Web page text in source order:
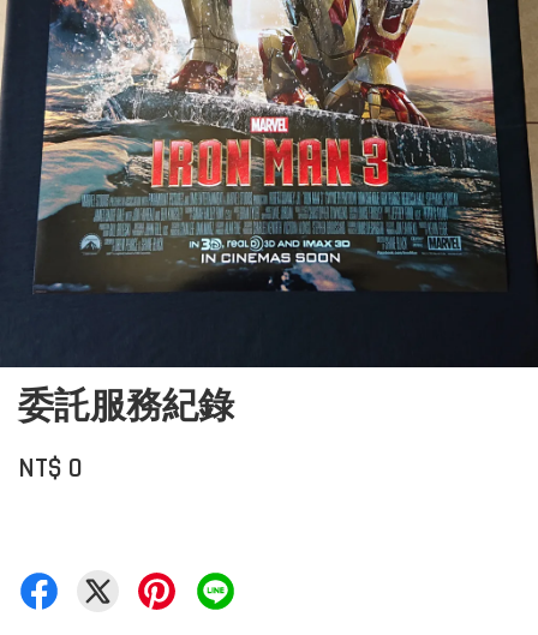
委託服務紀錄
NT$ 0